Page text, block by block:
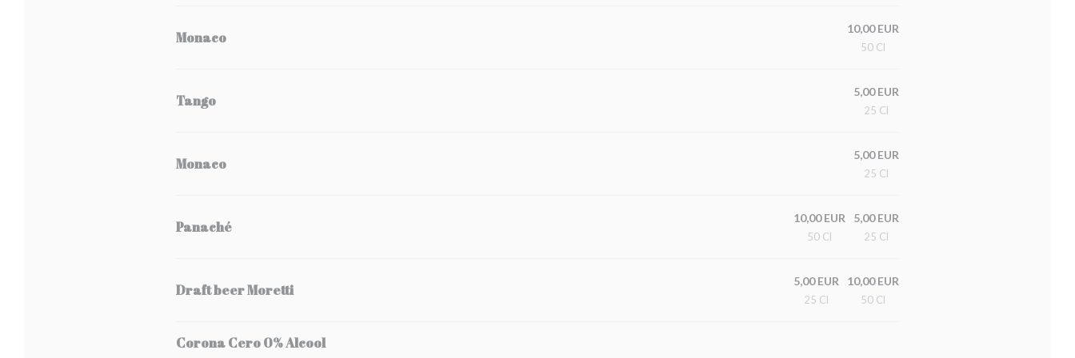
Monaco
10,00 EUR
50 Cl
Tango
5,00 EUR
25 Cl
Monaco
5,00 EUR
25 Cl
Panaché
10,00 EUR
50 Cl
5,00 EUR
25 Cl
Draft beer Moretti
5,00 EUR
25 Cl
10,00 EUR
50 Cl
Corona Cero 0% Alcool